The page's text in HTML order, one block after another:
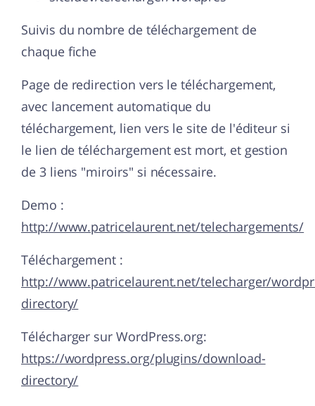
Suivis du nombre de téléchargement de
chaque fiche
Page de redirection vers le téléchargement,
avec lancement automatique du
téléchargement, lien vers le site de l'éditeur si
le lien de téléchargement est mort, et gestion
de 3 liens "miroirs" si nécessaire.
Demo :
http://www.patricelaurent.net/telechargements/
Téléchargement :
http://www.patricelaurent.net/telecharger/
directory/
Télécharger sur WordPress.org:
https://wordpress.org/plugins/download-
directory/